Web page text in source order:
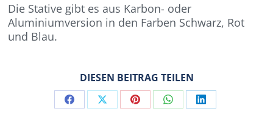
Die Stative gibt es aus Karbon- oder
Aluminiumversion in den Farben Schwarz, Rot
und Blau.
DIESEN BEITRAG TEILEN
Share Share Share Share Share